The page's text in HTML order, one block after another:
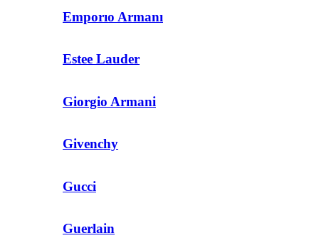
Emporıo Armanı
Estee Lauder
Giorgio Armani
Givenchy
Gucci
Guerlain